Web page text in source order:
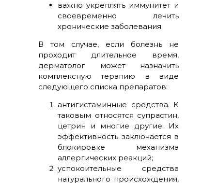
важно укреплять иммунитет и
своевременно лечить
хронические заболевания.
В том случае, если болезнь не
проходит длительное время,
дерматолог может назначить
комплексную терапию в виде
следующего списка препаратов:
антигистаминные средства. К
таковым относятся супрастин,
цетрин и многие другие. Их
эффективность заключается в
блокировке механизма
аллергических реакций;
успокоительные средства
натурального происхождения,